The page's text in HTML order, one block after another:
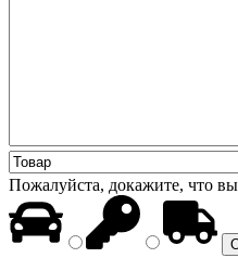
Пожалуйста, докажите, что